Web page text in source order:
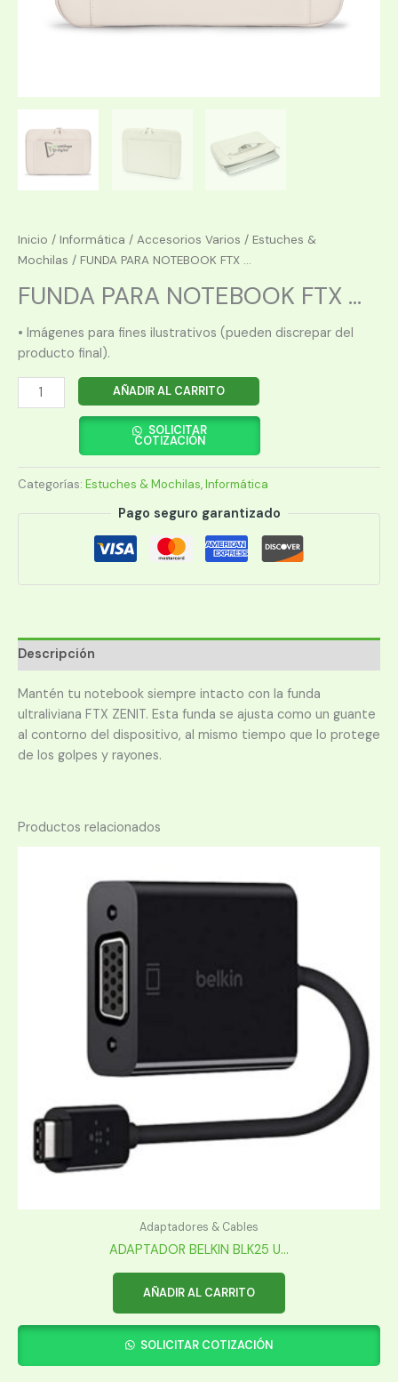
Inicio / Informática / Accesorios Varios / Estuches &
Mochilas / FUNDA PARA NOTEBOOK FTX ...
FUNDA PARA NOTEBOOK FTX ...
• Imágenes para fines ilustrativos (pueden discrepar del
producto final).
FUNDA
PARA
ZENIT-
BG
AÑADIR AL CARRITO
SOLICITAR
COTIZACIÓN
Categorías: Estuches & Mochilas,Informática
Pago seguro garantizado
Descripción
Mantén tu notebook siempre intacto con la funda
ultraliviana FTX ZENIT. Esta funda se ajusta como un guante
al contorno del dispositivo, al mismo tiempo que lo protege
de los golpes y rayones.
Productos relacionados
Adaptadores & Cables
ADAPTADOR BELKIN BLK25 U...
AÑADIR AL CARRITO
SOLICITAR COTIZACIÓN